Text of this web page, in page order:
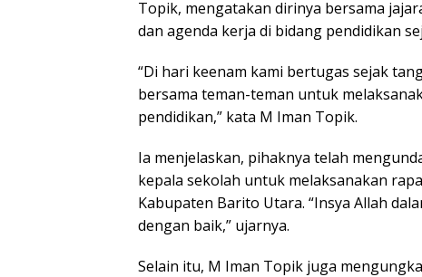
Topik, mengatakan dirinya bersama
dan agenda kerja di bidang pendidikan
“Di hari keenam kami bertugas sejak
bersama teman-teman untuk
pendidikan,” kata M Iman Topik.
Ia menjelaskan, pihaknya telah
kepala sekolah untuk melaksanakan
Kabupaten Barito Utara. “Insya Allah
dengan baik,” ujarnya.
Selain itu, M Iman Topik juga